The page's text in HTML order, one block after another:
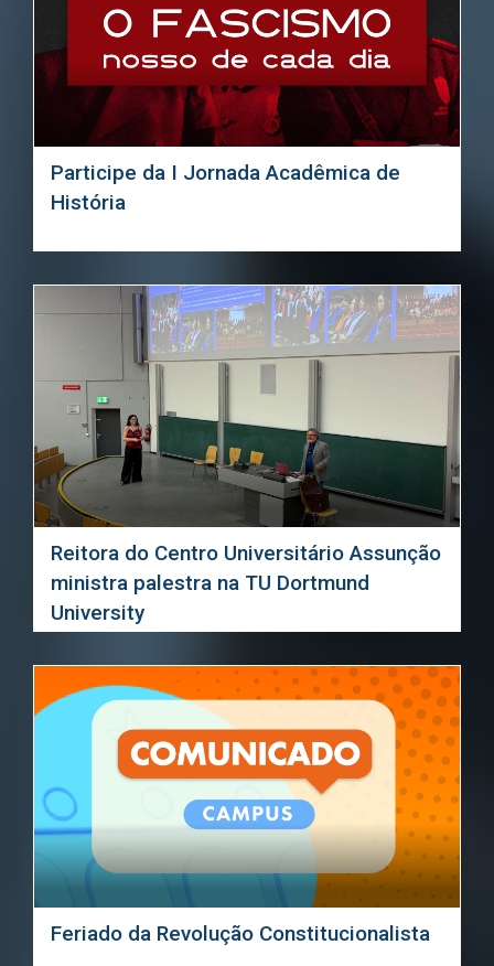
Participe da I Jornada Acadêmica de
História
Reitora do Centro Universitário Assunção
ministra palestra na TU Dortmund
University
Feriado da Revolução Constitucionalista